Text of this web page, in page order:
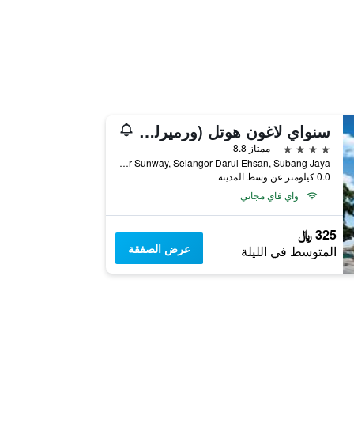
سنواي لاغون هوتل (ورميرلي سونواي كليو هوتل)
4 نجوم
ممتاز 8.8
Jalan Pjs11/15, Off Persiaran Lagoon, Bandar Sunway, Selangor Darul Ehsan, Subang Jaya, ماليزيا
0.0 كيلومتر عن وسط المدينة
واي فاي مجاني
325 ﷼
المتوسط في الليلة عرض الصفقة